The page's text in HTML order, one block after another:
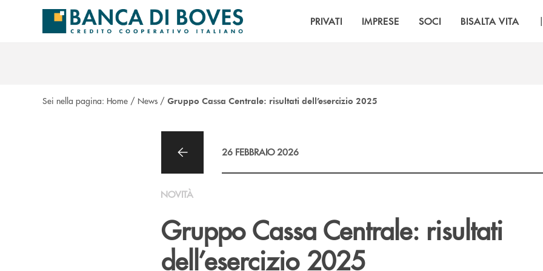
Salta al contenuto principale
PRIVATI IMPRESE SOCI BISALTA VITA |
Sei nella pagina: Home / News / Gruppo Cassa Centrale: risultati dell’esercizio 2025
26 FEBBRAIO 2026
NOVITÀ
Gruppo Cassa Centrale: risultati
dell’esercizio 2025